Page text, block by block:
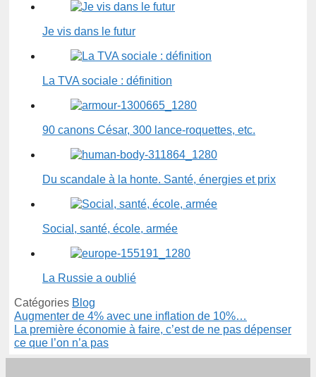
Je vis dans le futur
La TVA sociale : définition
90 canons César, 300 lance-roquettes, etc.
Du scandale à la honte. Santé, énergies et prix
Social, santé, école, armée
La Russie a oublié
Catégories Blog
Augmenter de 4% avec une inflation de 10%…
La première économie à faire, c’est de ne pas dépenser
ce que l’on n’a pas